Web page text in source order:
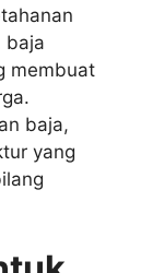
baja
membuat
baja,
yang